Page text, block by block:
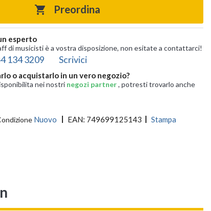
 Preordina
esperto
di musicisti è a vostra disposizione, non esitate a contattarci!
134 3209 Scrivici
o acquistarlo in un vero negozio?
nei nostri negozi partner, potresti trovarlo anche
Nuovo EAN: 749699125143 Stampa